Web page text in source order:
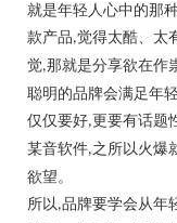
就是年轻人心中的那
款产品,觉得太酷、太
觉,那就是分享欲在作
聪明的品牌会满足年
仅仅要好,更要有话题
某音软件,之所以火爆
欲望。
所以,品牌要学会从年